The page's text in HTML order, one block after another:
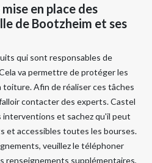
en place des
de Bootzheim et ses
qui sont responsables de
va permettre de protéger les
Afin de réaliser ces tâches
contacter des experts. Castel
et sachez qu'il peut
et accessibles toutes les bourses.
veuillez le téléphoner
renseignements supplémentaires,